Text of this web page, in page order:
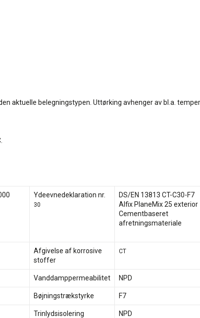
aktuelle belegningstypen. Uttørking avhenger av bl.a.
Ydeevnedeklaration nr.
30
DS/EN 13813 CT-C30-F7
Alfix PlaneMix 25 exterior
Cementbaseret
afretningsmateriale
Afgivelse af korrosive
stoffer
CT
Vanddamppermeabilitet NPD
Bøjningstrækstyrke F7
Trinlydsisolering NPD